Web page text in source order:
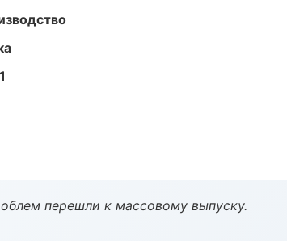
перешли к массовому выпуску.